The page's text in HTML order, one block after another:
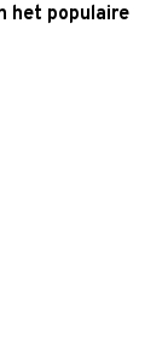
het populaire